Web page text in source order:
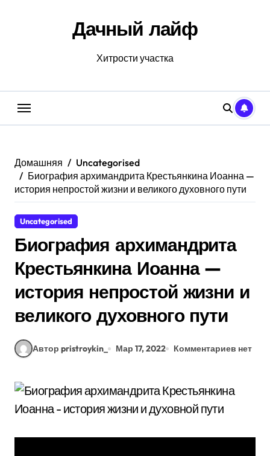
Дачный лайф
Хитрости участка
Домашняя
Uncategorised
Биография архимандрита Крестьянкина Иоанна —
история непростой жизни и великого духовного пути
Uncategorised
Биография архимандрита
Крестьянкина Иоанна —
история непростой жизни и
великого духовного пути
Автор pristroykin_ Мар 17, 2022 Комментариев нет